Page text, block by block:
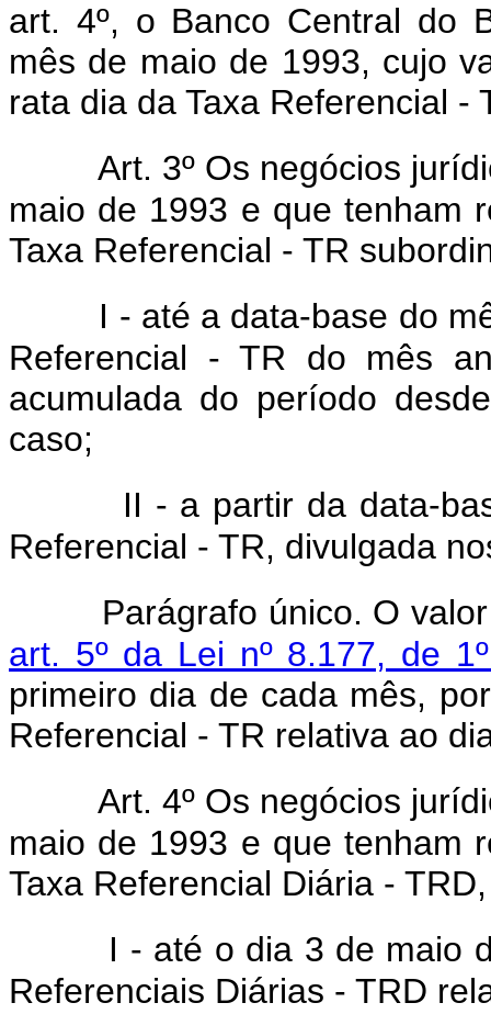
art. 4º, o Banco Central do
mês de maio de 1993, cujo
rata dia da Taxa Referencial
Art. 3º Os negócios
maio de 1993 e que tenham
Taxa Referencial - TR
I - até a data-base do
Referencial - TR do mês
acumulada do período
caso;
II - a partir da data-
Referencial - TR, divulgada
Parágrafo único. O
art. 5º da Lei nº 8.177, de
primeiro dia de cada mês,
Referencial - TR relativa ao
Art. 4º Os negócios
maio de 1993 e que tenham
Taxa Referencial Diária -
I - até o dia 3 de maio
Referenciais Diárias - TRD